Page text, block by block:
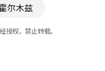
尔木兹
授权，禁止转载。